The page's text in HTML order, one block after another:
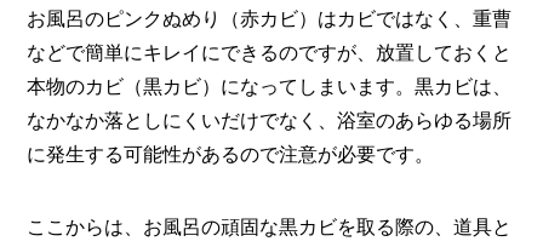
お風呂のピンクぬめり（赤カビ）はカビではなく、重曹
などで簡単にキレイにできるのですが、放置しておくと
本物のカビ（黒カビ）になってしまいます。黒カビは、
なかなか落としにくいだけでなく、浴室のあらゆる場所
に発生する可能性があるので注意が必要です。
ここからは、お風呂の頑固な黒カビを取る際の、道具と